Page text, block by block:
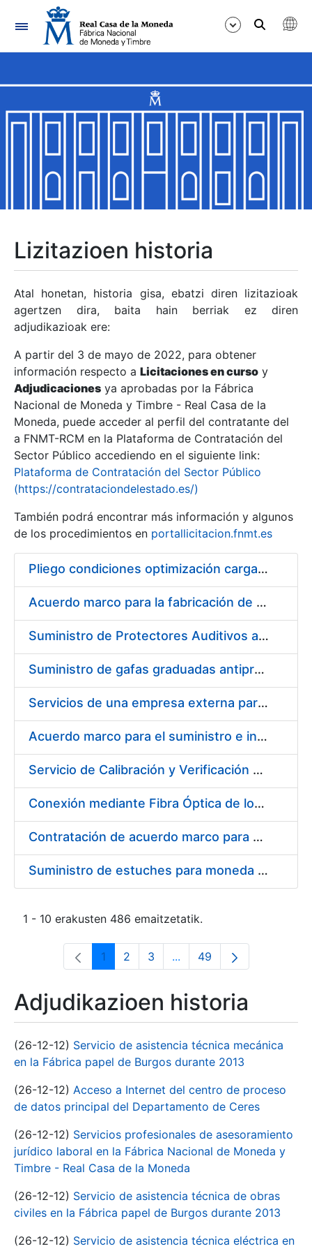
Nabigazioa
Erakutsi/Ezkutatu
Erakutsi/Ezkutatu
Erakutsi/Ezkutatu
Erakutsi/Ezkutatu
Erakutsi/Ezkutatu
Erakutsi/Ezkutatu
Erakutsi/Ezkutatu
Erakutsi/Ezkutatu
Lizitazioen historia
Atal honetan, historia gisa, ebatzi diren lizitazioak
agertzen dira, baita hain berriak ez diren
adjudikazioak ere:
A partir del 3 de mayo de 2022, para obtener
información respecto a Licitaciones en curso y
Adjudicaciones ya aprobadas por la Fábrica
Nacional de Moneda y Timbre - Real Casa de la
Moneda, puede acceder al perfil del contratante del
a FNMT-RCM en la Plataforma de Contratación del
Sector Público accediendo en el siguiente link:
Plataforma de Contratación del Sector Público
(https://contrataciondelestado.es/)
También podrá encontrar más información y algunos
de los procedimientos en portallicitacion.fnmt.es
Pliego condiciones optimización cargas compras firmado
Acuerdo marco para la fabricación de piezas
Suministro de Protectores Auditivos a medida para las personas trabajadoras de los Centros de Trabajo de Madrid y Burgos
Suministro de gafas graduadas antiproyecciones para los trabajadores de la FNMT-RCM en los centros de trabajo de Madrid y Burgos
Servicios de una empresa externa para el asesoramiento y resolución de los recursos de alzada que se presentan relacionados con procesos de selección para la FNMT-RCM
Acuerdo marco para el suministro e instalación de persianas, estores y otros complementos
Servicio de Calibración y Verificación Externa de los Equipos de Medición del Servicio de Prevención de la FNMT-RCM
Conexión mediante Fibra Óptica de los Centros de Proceso de Datos (CPDs) de las sedes de la FNMT-RCM de Burgos y Madrid
Contratación de acuerdo marco para el Suministro de Material de Electricidad para la Fábrica Nacional de Moneda y Timbre-Real Casa de la Moneda en su centro de trabajo de Burgos
Suministro de estuches para moneda de 30 €
1 - 10 erakusten 486 emaitzetatik.
Orrialdea
1 Orrialdea
2 Orrialdea
3 ...Intermediate Pages Use
Orrialdea
49
Adjudikazioen historia
(26-12-12) Servicio de asistencia técnica mecánica
en la Fábrica papel de Burgos durante 2013
(26-12-12) Acceso a Internet del centro de proceso
de datos principal del Departamento de Ceres
(26-12-12) Servicios profesionales de asesoramiento
jurídico laboral en la Fábrica Nacional de Moneda y
Timbre - Real Casa de la Moneda
(26-12-12) Servicio de asistencia técnica de obras
civiles en la Fábrica papel de Burgos durante 2013
(26-12-12) Servicio de asistencia técnica eléctrica en